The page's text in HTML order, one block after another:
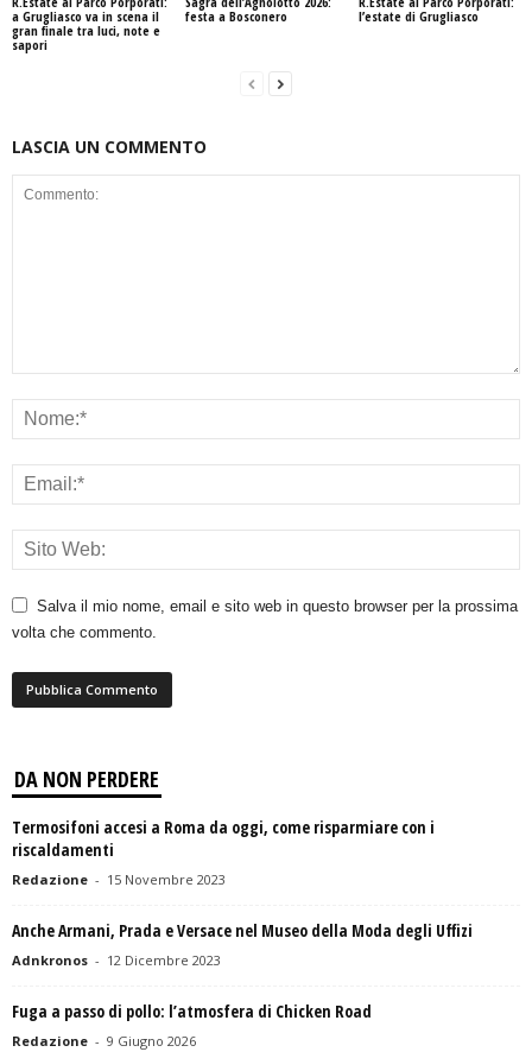
a Grugliasco va in scena il
gran finale tra luci, note e
sapori
festa a Bosconero
l’estate di Grugliasco
LASCIA UN COMMENTO
Salva il mio nome, email e sito web in questo browser per la prossima
volta che commento.
DA NON PERDERE
Termosifoni accesi a Roma da oggi, come risparmiare con i
riscaldamenti
Redazione - 15 Novembre 2023
Anche Armani, Prada e Versace nel Museo della Moda degli Uffizi
Adnkronos - 12 Dicembre 2023
Fuga a passo di pollo: l’atmosfera di Chicken Road
Redazione - 9 Giugno 2026